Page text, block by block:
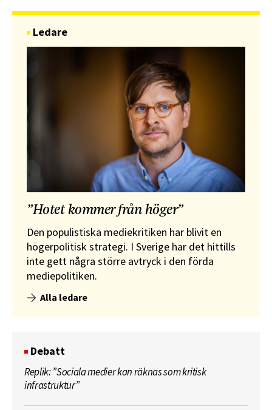
Ledare
”Hotet kommer från höger”
Den populistiska mediekritiken har blivit en
högerpolitisk strategi. I Sverige har det hittills
inte gett några större avtryck i den förda
mediepolitiken.
Alla ledare
Debatt
Replik: ”Sociala medier kan räknas som kritisk
infrastruktur”